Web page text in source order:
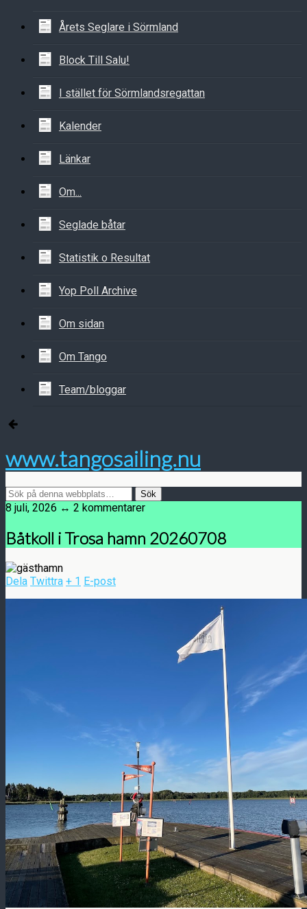
Årets Seglare i Sörmland
Block Till Salu!
I stället för Sörmlandsregattan
Kalender
Länkar
Om...
Seglade båtar
Statistik o Resultat
Yop Poll Archive
Om sidan
Om Tango
Team/bloggar
www.tangosailing.nu
8 juli, 2026 ↔ 2 kommentarer
Båtkoll i Trosa hamn 20260708
Dela Twittra + 1 E-post